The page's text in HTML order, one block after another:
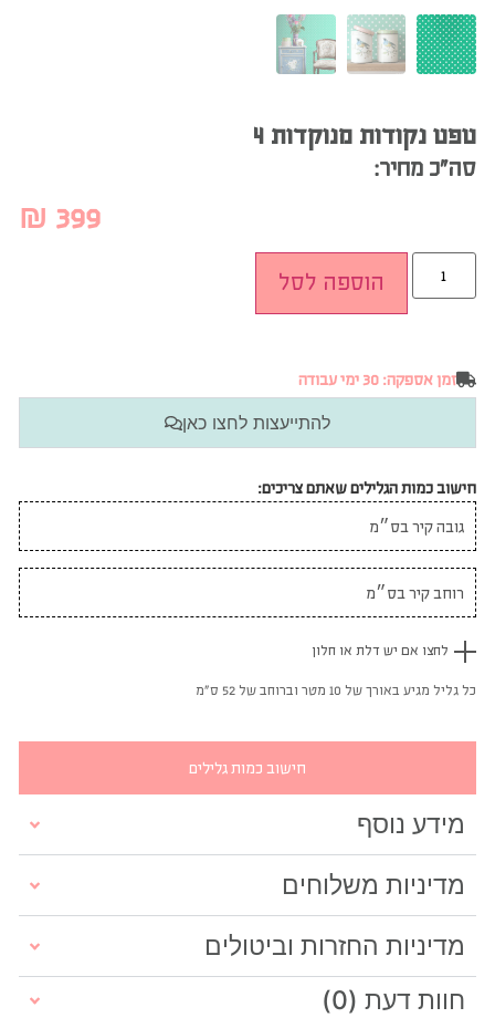
טפט נקודות מנוקדות 4
סה”כ מחיר:
₪ 399
הוספה לסל
זמן אספקה: 30 ימי עבודה
להתייעצות לחצו כאן
חישוב כמות הגלילים שאתם צריכים:
לחצו אם יש דלת או חלון
כל גליל מגיע באורך של 10 מטר וברוחב של 52 ס"מ
חישוב כמות גלילים
מידע נוסף
מדיניות משלוחים
מדיניות החזרות וביטולים
חוות דעת (0)